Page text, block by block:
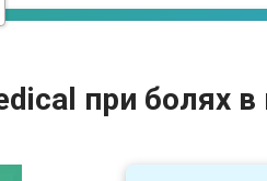
при болях